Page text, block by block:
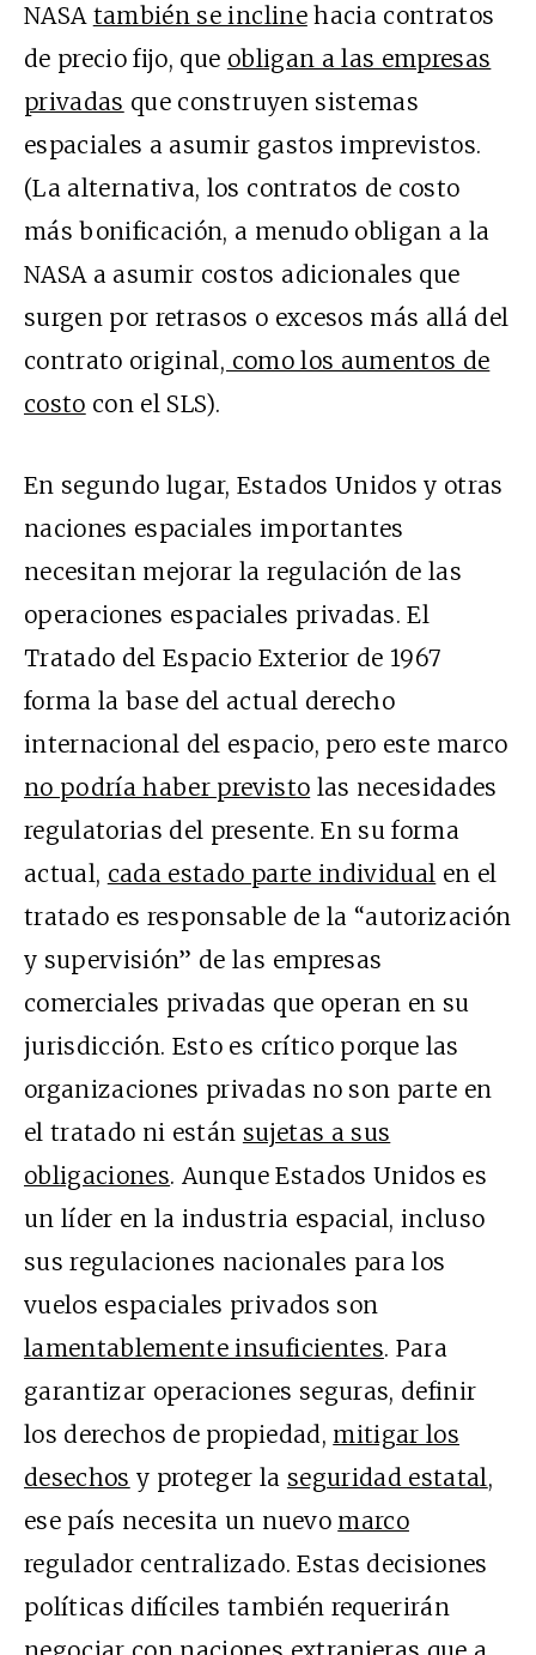
NASA también se inclinehacia contratos
de precio fijo, que obligan a las empresas
privadas que construyen sistemas
espaciales a asumir gastos imprevistos.
(La alternativa, los contratos de costo
más bonificación, a menudo obligan a la
NASA a asumir costos adicionales que
surgen por retrasos o excesos más allá del
contrato original, como los aumentos de
costo con el SLS).
En segundo lugar, Estados Unidos y otras
naciones espaciales importantes
necesitan mejorar la regulación de las
operaciones espaciales privadas. El
Tratado del Espacio Exterior de 1967
forma la base del actual derecho
internacional del espacio, pero este marco
no podría haber previsto las necesidades
regulatorias del presente. En su forma
actual, cada estado parte individual en el
tratado es responsable de la “autorización
y supervisión” de las empresas
comerciales privadas que operan en su
jurisdicción. Esto es crítico porque las
organizaciones privadas no son parte en
el tratado ni están sujetas a sus
obligaciones. Aunque Estados Unidos es
un líder en la industria espacial, incluso
sus regulaciones nacionales para los
vuelos espaciales privados son
lamentablemente insuficientes. Para
garantizar operaciones seguras, definir
los derechos de propiedad, mitigar los
desechos y proteger la seguridad estatal,
ese país necesita un nuevo marco
regulador centralizado. Estas decisiones
políticas difíciles también requerirán